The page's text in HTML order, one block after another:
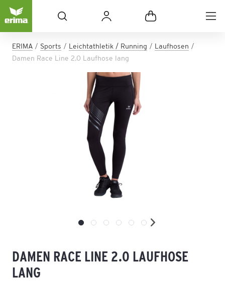
ERIMA Sports Leichtathletik / Running
Laufhosen
Damen Race Line 2.0 Laufhose lang
DAMEN RACE LINE 2.0 LAUFHOSE
LANG